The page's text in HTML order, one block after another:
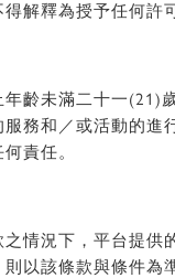
解釋為授予任何許
齡未滿二十一(21)
務和／或活動的
責任。
情況下，平台提供
以該條款與條件為